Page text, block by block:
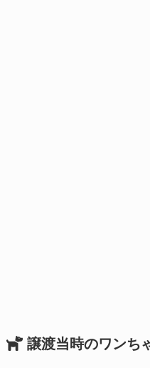
譲渡当時のワンち